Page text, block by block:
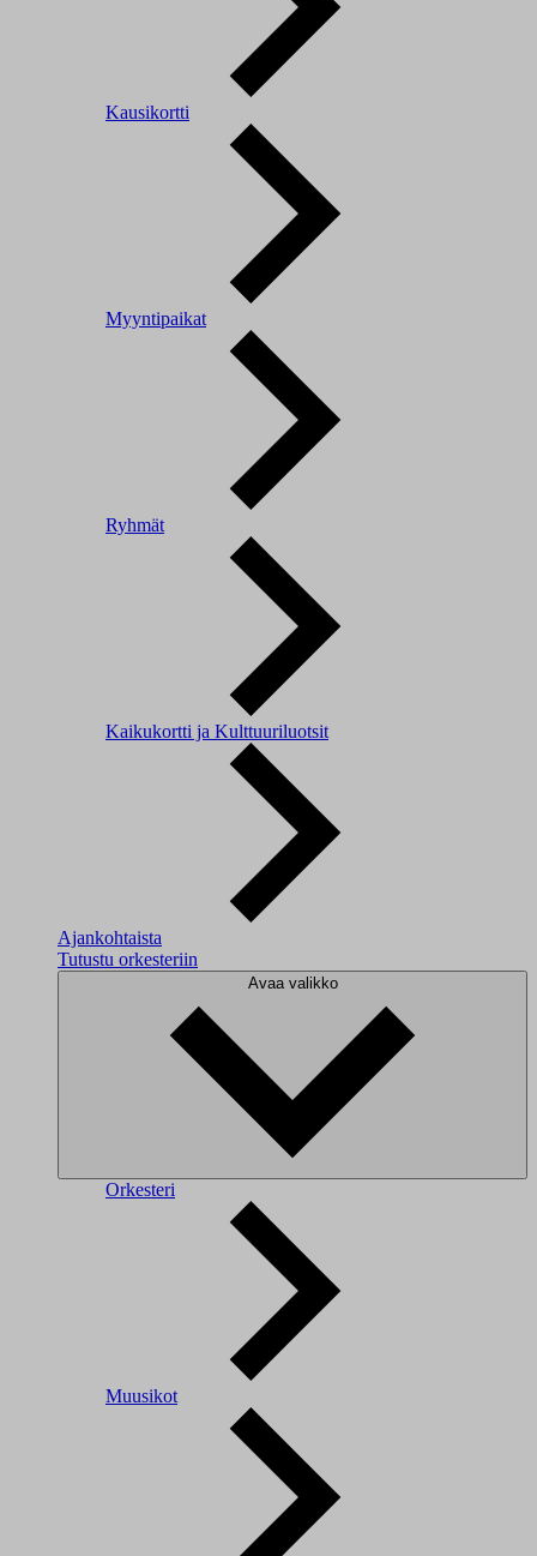
Kausikortti
Myyntipaikat
Ryhmät
Kaikukortti ja Kulttuuriluotsit
Ajankohtaista
Tutustu orkesteriin
Avaa valikko
Orkesteri
Muusikot